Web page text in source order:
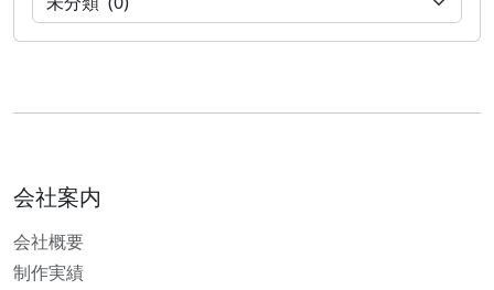
会社案内
会社概要
制作実績